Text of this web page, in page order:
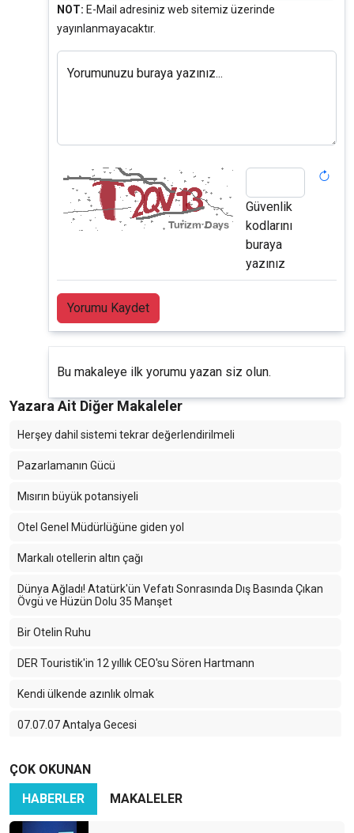
NOT: E-Mail adresiniz web sitemiz üzerinde
yayınlanmayacaktır.
Yorumunuzu buraya yazınız...
Güvenlik
kodlarını
buraya
yazınız
Yorumu Kaydet
Bu makaleye ilk yorumu yazan siz olun.
Yazara Ait Diğer Makaleler
Herşey dahil sistemi tekrar değerlendirilmeli
Pazarlamanın Gücü
Mısırın büyük potansiyeli
Otel Genel Müdürlüğüne giden yol
Markalı otellerin altın çağı
Dünya Ağladı! Atatürk'ün Vefatı Sonrasında Dış Basında Çıkan
Övgü ve Hüzün Dolu 35 Manşet
Bir Otelin Ruhu
DER Touristik'in 12 yıllık CEO'su Sören Hartmann
Kendi ülkende azınlık olmak
07.07.07 Antalya Gecesi
Genel müdür, genel müdür müdür?
Resort otelciliğinin ve herşey dahilin altın çağı
ÇOK OKUNAN
HABERLER
MAKALELER